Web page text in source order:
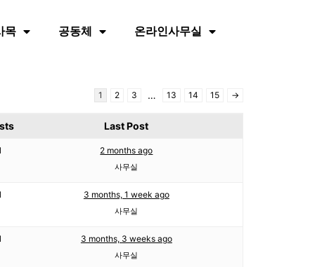
목 공동체 온라인사무실
1 2 3 … 13 14 15 →
Last Post
2 months ago
사무실
3 months, 1 week ago
사무실
3 months, 3 weeks ago
사무실